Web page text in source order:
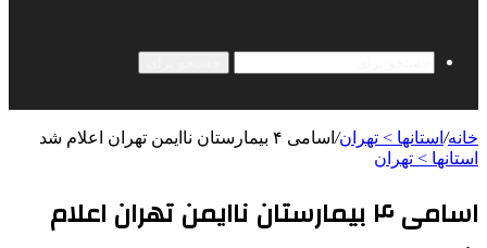
خانه/ استانها > تهران/ اسامی ۴ بیمارستان‌ ناایمن تهران اعلام شد
استانها > تهران
اسامی ۴ بیمارستان‌ ناایمن تهران اعلام